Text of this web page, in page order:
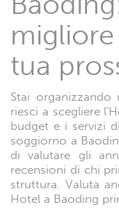
tua
Stai
riesci a scegliere
budget e i servizi
soggiorno a
di valutare gli
recensioni di chi
struttura. Valuta
Hotel a Baoding